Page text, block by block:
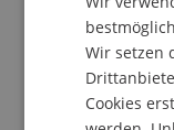
lassen. Diese
die
in der
Ausformung
Wir setzen
Cookies